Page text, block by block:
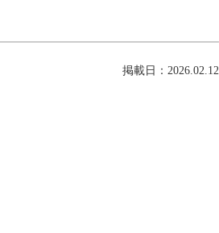
掲載日：2026.02.12